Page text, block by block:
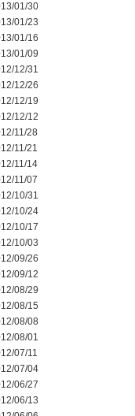
01/30
01/23
01/16
01/09
12/31
12/26
12/19
12/12
11/28
11/21
11/14
11/07
10/31
10/24
10/17
10/03
09/26
09/12
08/29
08/15
08/08
08/01
07/11
07/04
06/27
06/13